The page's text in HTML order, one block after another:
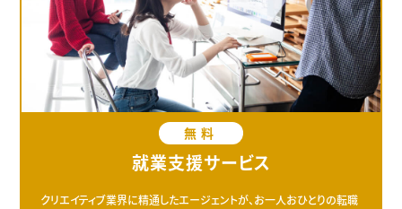
無料
就業支援サービス
クリエイティブ業界に精通したエージェントが、お一人おひとりの転職